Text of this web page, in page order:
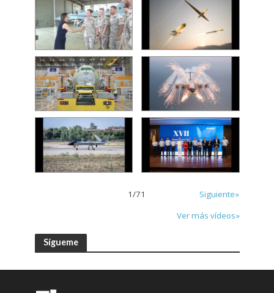
1/71
Siguiente»
Ver más vídeos»
Sígueme